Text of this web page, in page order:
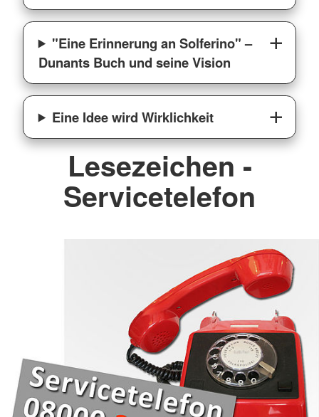
"Eine Erinnerung an Solferino" –
Dunants Buch und seine Vision
Eine Idee wird Wirklichkeit
Lesezeichen -
Servicetelefon